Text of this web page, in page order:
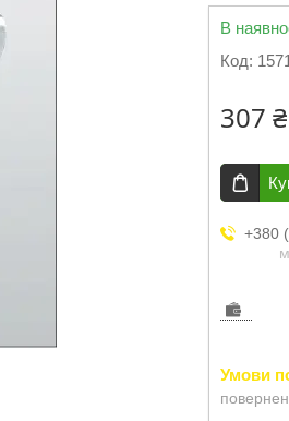
В
Код:
307 ₴
+380